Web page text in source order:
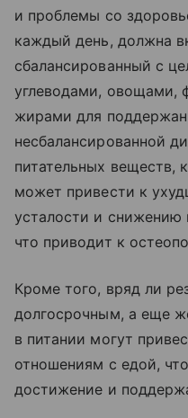
и проблемы со
каждый день, должна
сбалансированный с
углеводами, овощами,
жирами для
несбалансированной
питательных веществ,
может привести к
усталости и снижению
что приводит к
Кроме того, вряд ли
долгосрочным, а еще
в питании могут
отношениям с едой,
достижение и